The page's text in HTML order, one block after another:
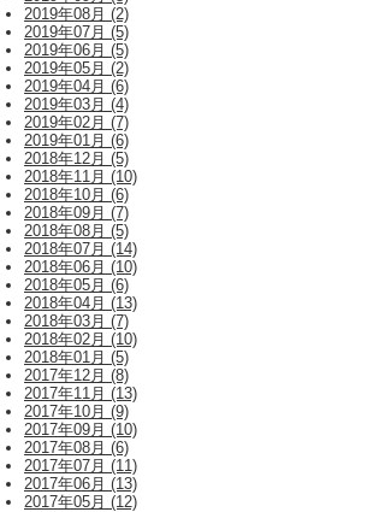
2019年08月 (2)
2019年07月 (5)
2019年06月 (5)
2019年05月 (2)
2019年04月 (6)
2019年03月 (4)
2019年02月 (7)
2019年01月 (6)
2018年12月 (5)
2018年11月 (10)
2018年10月 (6)
2018年09月 (7)
2018年08月 (5)
2018年07月 (14)
2018年06月 (10)
2018年05月 (6)
2018年04月 (13)
2018年03月 (7)
2018年02月 (10)
2018年01月 (5)
2017年12月 (8)
2017年11月 (13)
2017年10月 (9)
2017年09月 (10)
2017年08月 (6)
2017年07月 (11)
2017年06月 (13)
2017年05月 (12)